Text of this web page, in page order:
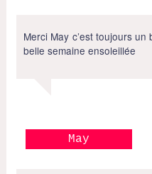
Merci May c’est toujours
belle semaine ensoleillée
May